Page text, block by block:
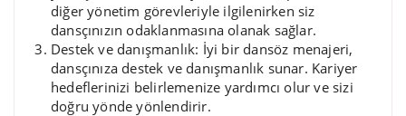
diğer yönetim görevleriyle ilgilenirken siz
dansçınızın odaklanmasına olanak sağlar.
Destek ve danışmanlık: İyi bir dansöz menajeri,
dansçınıza destek ve danışmanlık sunar. Kariyer
hedeflerinizi belirlemenize yardımcı olur ve sizi
doğru yönde yönlendirir.